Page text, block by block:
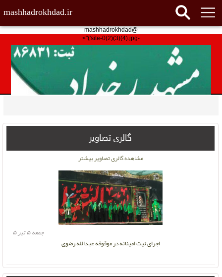
@mashhadrokhdad
mashhadrokhdad.ir
-site-0(2)(3)(4).jpg')">
گالری تصاویر
اجرای نیت امینانه در موقوفه عبدالله رضوی
جمعه ۵ تیر ۵
مشاهده گالری تصاویر بیشتر